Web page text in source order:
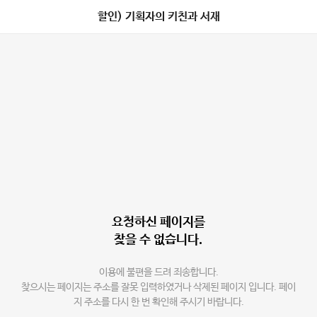
할인) 기획자의 키친과 서재
요청하신 페이지를
찾을 수 없습니다.
이용에 불편을 드려 죄송합니다.
찾으시는 페이지는 주소를 잘못 입력하였거나 삭제된 페이지 입니다. 페이
지 주소를 다시 한 번 확인해 주시기 바랍니다.